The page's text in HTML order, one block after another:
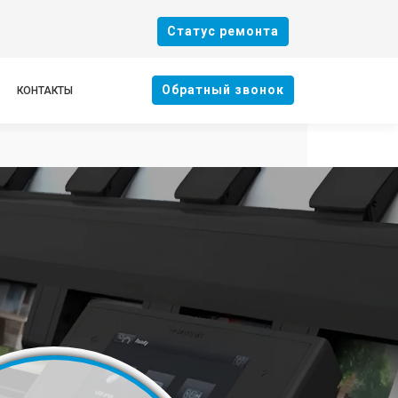
Cтатус ремонта
КОНТАКТЫ Oбратный звонок